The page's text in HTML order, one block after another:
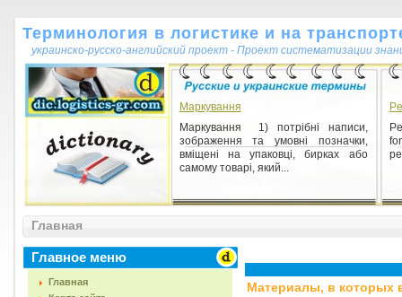
Терминология в логистике и на
украинско-русско-английский проект - Проект систематизации
Маркування
Маркування 1) потрібні написи,
зображення та умовні позначки,
вміщені на упаковці, бирках або
самому товарі, який...
Главная
Главное меню
Главная
Материалы, в которых